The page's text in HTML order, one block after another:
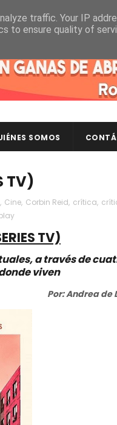
SOMOS
TV)
, Cine, Corbin Reid, crítica,
TV)
a través de
viven
Por: Andrea de
traffic. Your IP
to ensure quality of